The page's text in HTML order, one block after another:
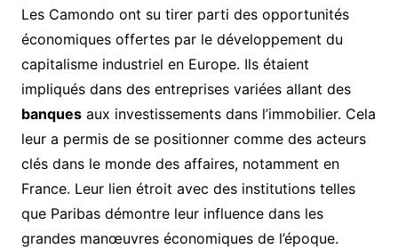
Les Camondo ont su tirer parti des opportunités
économiques offertes par le développement du
capitalisme industriel en Europe. Ils étaient
impliqués dans des entreprises variées allant des
banquesaux investissements dans l’immobilier. Cela
leur a permis de se positionner comme des acteurs
clés dans le monde des affaires, notamment en
France. Leur lien étroit avec des institutions telles
que Paribas démontre leur influence dans les
grandes manœuvres économiques de l’époque.